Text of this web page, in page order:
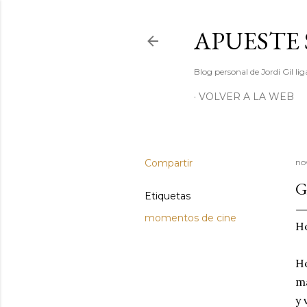
Blog personal de Jordi Gil
VOLVER A LA WEB
Compartir
Etiquetas
momentos de cine
y